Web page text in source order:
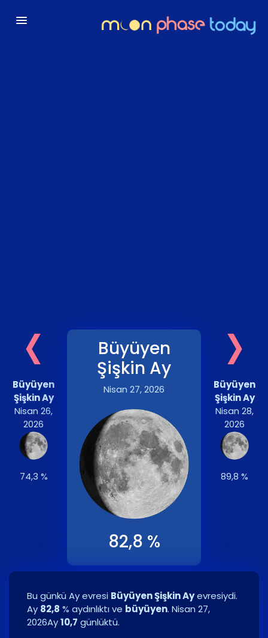
‹
Büyüyen
Şişkin Ay
Nisan 26,
2026
74,3 %
Büyüyen
Şişkin Ay
Nisan 27, 2026
82,8 %
›
Büyüyen
Şişkin Ay
Nisan 28,
2026
89,8 %
Bu günkü Ay evresi Büyüyen Şişkin Ayevresiydi.
Ay 82,8 % aydınlıktı ve büyüyen. Nisan 27,
2026Ay10,7 günlüktü.